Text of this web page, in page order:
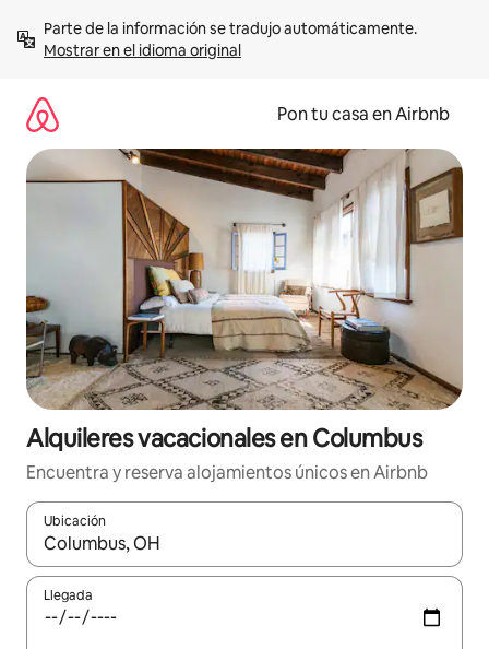
contenidoMostrar en el idioma original
Pon tu casa en Airbnb
Alquileres vacacionales en Columbus
Encuentra y reserva alojamientos únicos en Airbnb
Ubicación
Cuando los resultados estén disponibles, navega con las
Llegada